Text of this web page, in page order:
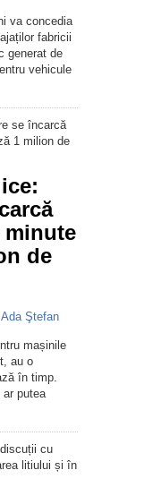
va concedia
fabricii
generat de
vehicule
minute
de
Ada Ştefan
mașinile
au o
în timp.
ar putea